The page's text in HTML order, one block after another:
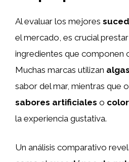
Al evaluar los mejores
el mercado, es crucial
ingredientes que componen
Muchas marcas utilizan algas
sabor del mar, mientras que
sabores artificiales o
la experiencia gustativa.
Un análisis comparativo